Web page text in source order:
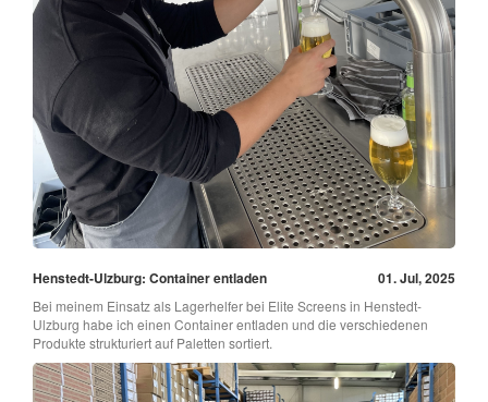
Henstedt-Ulzburg: Container entladen 01. Jul, 2025
Bei meinem Einsatz als Lagerhelfer bei Elite Screens in Henstedt-
Ulzburg habe ich einen Container entladen und die verschiedenen
Produkte strukturiert auf Paletten sortiert.